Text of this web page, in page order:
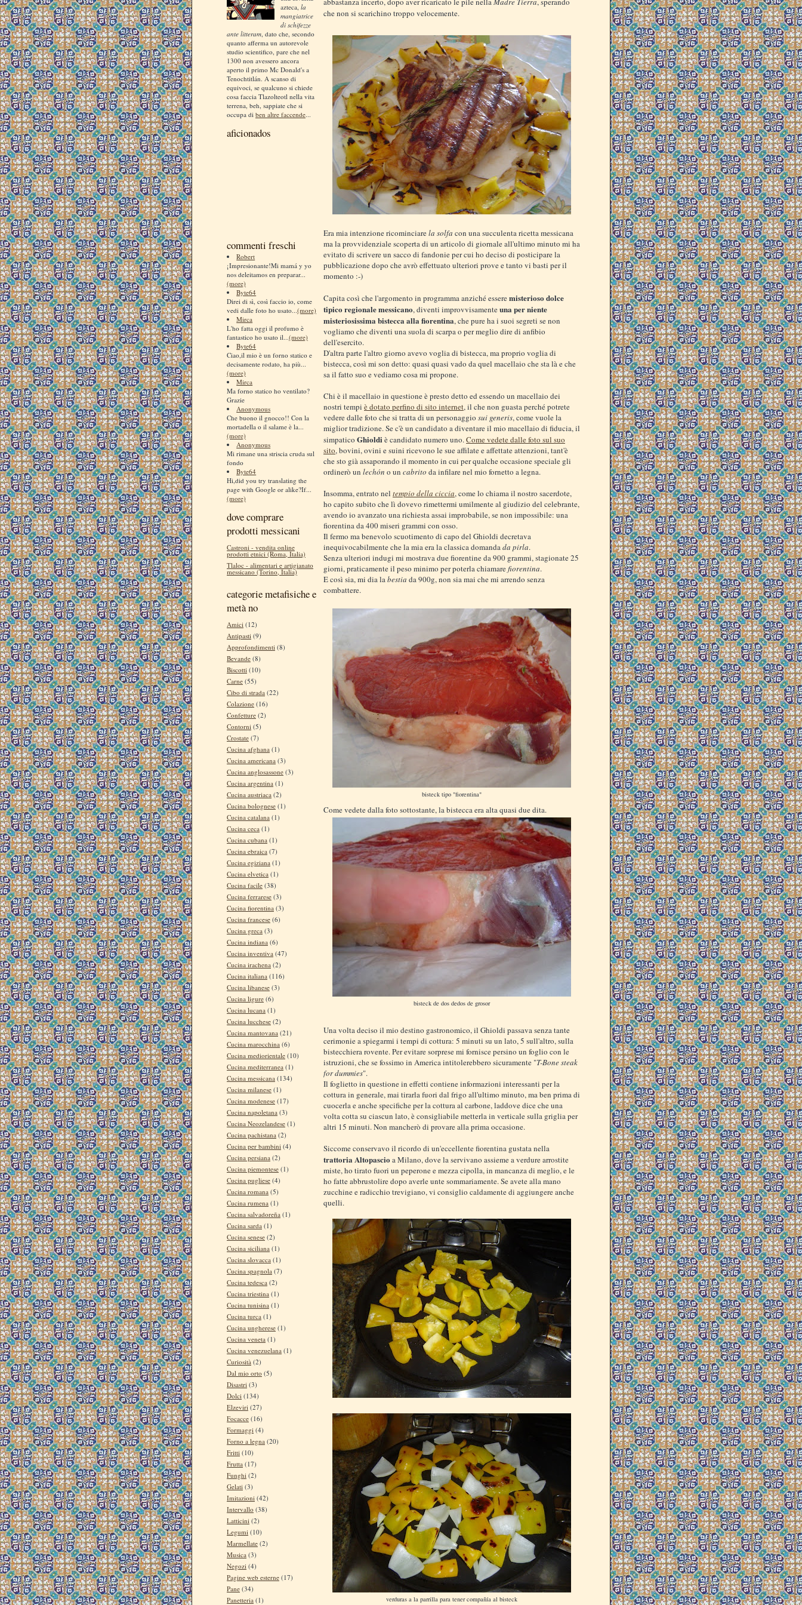
azteca, la
mangiatrice
di schifezze
ante litteram , dato che, secondo
quanto afferma un autorevole
studio scientifico, pare che nel
1300 non avessero ancora
aperto il primo Mc Donald's a
Tenochtitlán. A scanso di
equivoci, se qualcuno si chiede
cosa faccia Tlazolteotl nella vita
terrena, beh, sappiate che si
occupa di ben altre faccende...
aficionados
commenti freschi
Robert
¡Impresionante!Mi mamá y yo
nos deleitamos en preparar...
(more)
Byte64
Direi di sì, così faccio io, come
vedi dalle foto ho usato...(more)
Mirca
L'ho fatta oggi il profumo è
fantastico ho usato il...(more)
Byte64
Ciao,il mio è un forno statico e
decisamente rodato, ha più...
(more)
Mirca
Ma forno statico ho ventilato?
Grazie
Anonymous
Che buono il gnocco!! Con la
mortadella o il salame è la...
(more)
Anonymous
Mi rimane una striscia cruda sul
fondo
Byte64
Hi,did you try translating the
page with Google or alike?If...
(more)
dove comprare
prodotti messicani
Castroni - vendita online
prodotti etnici (Roma, Italia)
Tlaloc - alimentari e artigianato
messicano (Torino, Italia)
categorie metafisiche e
metà no
Amici (12)
Antipasti (9)
Approfondimenti (8)
Bevande (8)
Biscotti (10)
Carne (55)
Cibo di strada (22)
Colazione (16)
Confetture (2)
Contorni (5)
Crostate (7)
Cucina afghana (1)
Cucina americana (3)
Cucina anglosassone (3)
Cucina argentina (1)
Cucina austriaca (2)
Cucina bolognese (1)
Cucina catalana (1)
Cucina ceca (1)
Cucina cubana (1)
Cucina ebraica (7)
Cucina egiziana (1)
Cucina elvetica (1)
Cucina facile (38)
Cucina ferrarese (3)
Cucina fiorentina (3)
Cucina francese (6)
Cucina greca (3)
Cucina indiana (6)
Cucina inventiva (47)
Cucina irachena (2)
Cucina italiana (116)
Cucina libanese (3)
Cucina ligure (6)
Cucina lucana (1)
Cucina lucchese (2)
Cucina mantovana (21)
Cucina marocchina (6)
Cucina mediorientale (10)
Cucina mediterranea (1)
Cucina messicana (134)
Cucina milanese (1)
Cucina modenese (17)
Cucina napoletana (3)
Cucina Neozelandese (1)
Cucina pachistana (2)
Cucina per bambini (4)
Cucina persiana (2)
Cucina piemontese (1)
Cucina pugliese (4)
Cucina romana (5)
Cucina rumena (1)
Cucina salvadoreña (1)
Cucina sarda (1)
Cucina senese (2)
Cucina siciliana (1)
Cucina slovacca (1)
Cucina spagnola (7)
Cucina tedesca (2)
Cucina triestina (1)
Cucina tunisina (1)
Cucina turca (1)
Cucina ungherese (1)
Cucina veneta (1)
Cucina venezuelana (1)
Curiosità (2)
Dal mio orto (5)
Disastri (3)
Dolci (134)
Elzeviri (27)
Focacce (16)
Formaggi (4)
Forno a legna (20)
Fritti (10)
Frutta (17)
Funghi (2)
Gelati (3)
Imitazioni (42)
Intervallo (38)
Latticini (2)
Legumi (10)
Marmellate (2)
Musica (3)
Negozi (4)
Pagine web esterne (17)
Pane (34)
Panetteria (1)
che non si scarichino troppo velocemente.
Era mia intenzione ricominciarela solfa con una succulenta ricetta messicana
ma la provvidenziale scoperta di un articolo di giornale all'ultimo minuto mi ha
evitato di scrivere un sacco di fandonie per cui ho deciso di posticipare la
pubblicazione dopo che avrò effettuato ulteriori prove e tanto vi basti per il
momento :-)
Capita così che l'argomento in programma anziché esseremisterioso dolce
tipico regionale messicano, diventi improvvisamenteuna per niente
misteriosissima bistecca alla fiorentina, che pure ha i suoi segreti se non
vogliamo che diventi una suola di scarpa o per meglio dire di anfibio
dell'esercito.
D'altra parte l'altro giorno avevo voglia di bistecca, ma proprio voglia di
bistecca, così mi son detto: quasi quasi vado da quel macellaio che sta là e che
sa il fatto suo e vediamo cosa mi propone.
Chi è il macellaio in questione è presto detto ed essendo un macellaio dei
nostri tempi è dotato perfino di sito internet, il che non guasta perché potrete
vedere dalle foto che si tratta di un personaggio sui generis, come vuole la
miglior tradizione. Se c'è un candidato a diventare il mio macellaio di fiducia, il
simpatico Ghioldi è candidato numero uno.Come vedete dalle foto sul suo
sito, bovini, ovini e suini ricevono le sue affilate e affettate attenzioni, tant'è
che sto già assaporando il momento in cui per qualche occasione speciale gli
ordinerò un lechón o un cabrito da infilare nel mio fornetto a legna.
Insomma, entrato nel tempio della ciccia, come lo chiama il nostro sacerdote,
ho capito subito che lì dovevo rimettermi umilmente al giudizio del celebrante,
avendo io avanzato una richiesta assai improbabile, se non impossibile: una
fiorentina da 400 miseri grammi con osso.
Il fermo ma benevolo scuotimento di capo del Ghioldi decretava
inequivocabilmente che la mia era la classica domandada pirla.
Senza ulteriori indugi mi mostrava due fiorentine da 900 grammi, stagionate 25
giorni, praticamente il peso minimo per poterla chiamarefiorentina.
E così sia, mi dia labestia da 900g, non sia mai che mi arrendo senza
combattere.
bisteck tipo "fiorentina"
Come vedete dalla foto sottostante, la bistecca era alta quasi due dita.
bisteck de dos dedos de grosor
Una volta deciso il mio destino gastronomico, il Ghioldi passava senza tante
cerimonie a spiegarmi i tempi di cottura: 5 minuti su un lato, 5 sull'altro, sulla
bistecchiera rovente. Per evitare sorprese mi fornisce persino un foglio con le
istruzioni, che se fossimo in America intitolerebbero sicuramente "T-Bone steak
for dummies".
Il foglietto in questione in effetti contiene informazioni interessanti per la
cottura in generale, mai tirarla fuori dal frigo all'ultimo minuto, ma ben prima di
cuocerla e anche specifiche per la cottura al carbone, laddove dice che una
volta cotta su ciascun lato, è consigliabile metterla in verticale sulla griglia per
altri 15 minuti. Non mancherò di provare alla prima occasione.
Siccome conservavo il ricordo di un'eccellente fiorentina gustata nella
trattoria Altopascio a Milano, dove la servivano assieme a verdure arrostite
miste, ho tirato fuori un peperone e mezza cipolla, in mancanza di meglio, e le
ho fatte abbrustolire dopo averle unte sommariamente. Se avete alla mano
zucchine e radicchio trevigiano, vi consiglio caldamente di aggiungere anche
quelli.
verduras a la parrilla para tener compañía al bisteck